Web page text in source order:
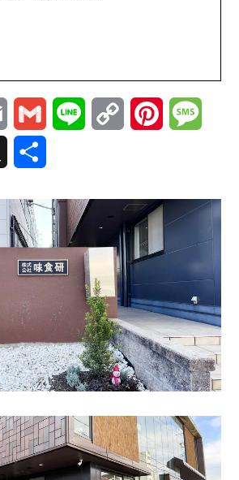
Email Gmail Line
Copy
Link
Pinterest